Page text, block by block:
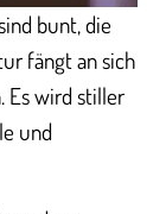
bunt, die
fängt an sich
wird stiller
und